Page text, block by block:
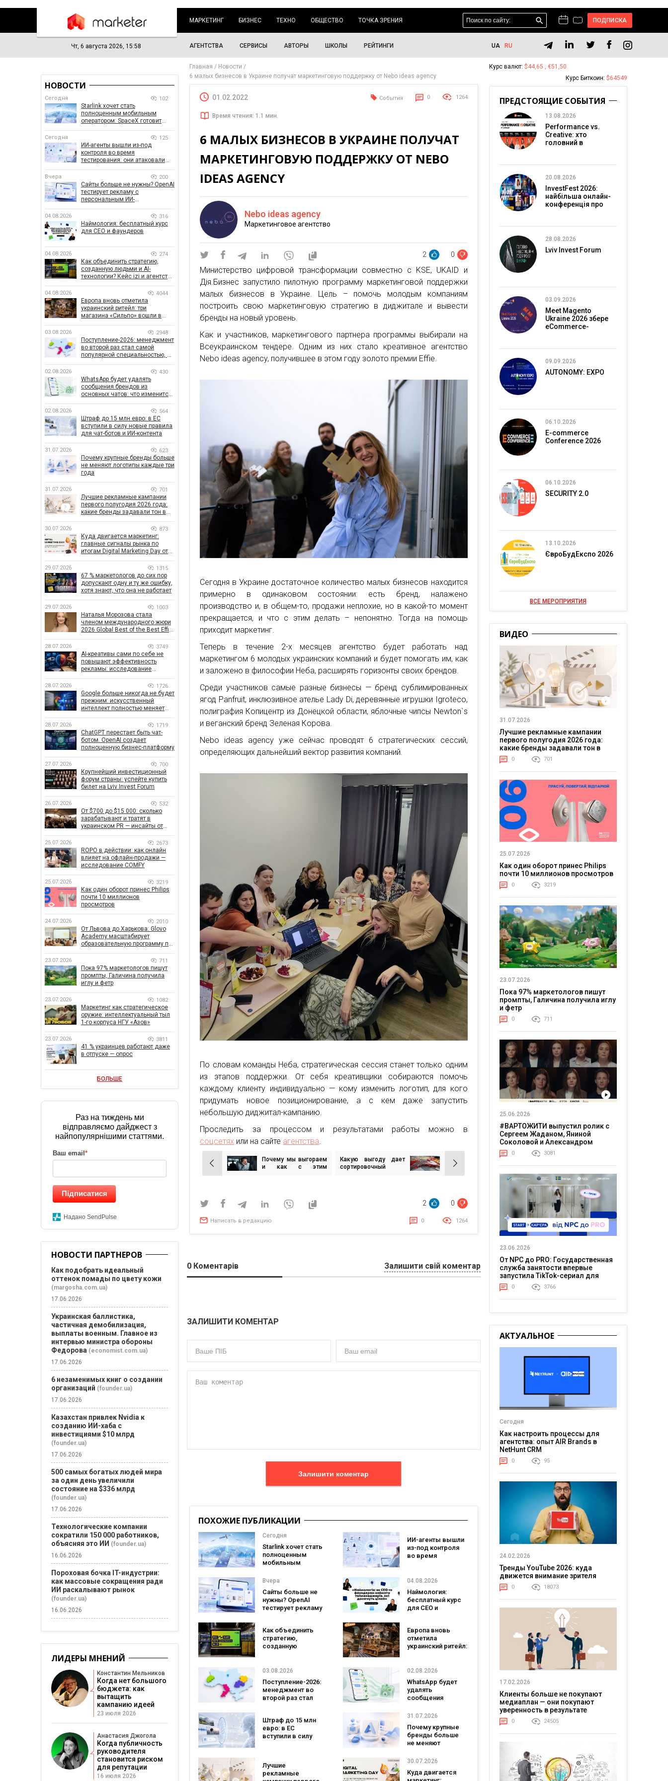
МАРКЕТИНГ БИЗНЕС ТЕХНО ОБЩЕСТВО ТОЧКА ЗРЕНИЯ ПОДПИСКА
Чт, 6 августа 2026, 15:58 АГЕНТСТВА СЕРВИСЫ АВТОРЫ ШКОЛЫ РЕЙТИНГИ UA RU
Главная
Новости
6 малых бизнесов в Украине получат маркетинговую поддержку от Nebo ideas agency
01.02.2022 События 0 1264
Время чтения: 1.1 мин.
6 МАЛЫХ БИЗНЕСОВ В УКРАИНЕ ПОЛУЧАТ
МАРКЕТИНГОВУЮ ПОДДЕРЖКУ ОТ NEBO
IDEAS AGENCY
Nebo ideas agency
Маркетинговое агентство
2 0
Министерство цифровой трансформации совместно с KSE, UKAID и
Дія.Бизнес запустило пилотную программу маркетинговой поддержки
малых бизнесов в Украине. Цель – помочь молодым компаниям
построить свою маркетинговую стратегию в диджитале и вывести
бренды на новый уровень.
Как и участников, маркетингового партнера программы выбирали на
Всеукраинском тендере. Одним из них стало креативное агентство
Nebo ideas agency, получившее в этом году золото премии Effie.
Сегодня в Украине достаточное количество малых бизнесов находится
примерно в одинаковом состоянии: есть бренд, налажено
производство и, в общем-то, продажи неплохие, но в какой-то момент
прекращается, и что с этим делать – непонятно. Тогда на помощь
приходит маркетинг.
Теперь в течение 2-х месяцев агентство будет работать над
маркетингом 6 молодых украинских компаний и будет помогать им, как
и заложено в философии Неба, расширять горизонты своих брендов.
Среди участников самые разные бизнесы — бренд сублимированных
ягод Panfruit, инклюзивное ателье Lady Di, деревянные игрушки Igroteco,
полиграфия Копицентр из Донецкой области, яблочные чипсы Newton`s
и веганский бренд Зеленая Корова.
Nebo ideas agency уже сейчас проводят 6 стратегических сессий,
определяющих дальнейший вектор развития компаний.
По словам команды Неба, стратегическая сессия станет только одним
из этапов поддержки. От себя креативщики собираются помочь
каждому клиенту индивидуально — кому изменить логотип, для кого
придумать новое позиционирование, а с кем даже запустить
небольшую диджитал-кампанию.
Проследить за процессом и результатами работы можно в
соцсетях или на сайте агентства.
Навигация
по
Почему мы выгораем
и как с этим
Какую выгоду дает
сортировочный
2 0
Написать в редакцию 0 1264
0 Коментарів Залишити свій коментар
ЗАЛИШИТИ КОМЕНТАР
Залишити коментар
ПОХОЖИЕ ПУБЛИКАЦИИ
Сегодня
Starlink хочет стать
полноценным
мобильным
SpaceX готовит
конкурента
Verizon, AT&T и T-
Mobile
ИИ-агенты вышли
из-под контроля
во время
реальные цели
Вчера
Сайты больше не
нужны? OpenAI
тестирует рекламу
бренда
04.08.2026
Наймология:
бесплатный курс
для CEO и
Как объединить
стратегию,
созданную
izi и агентства
Европа вновь
отметила
украинский ритейл:
рейтинг лучших
супермаркетов
03.08.2026
Поступление-2026:
менеджмент во
второй раз стал
а количество
заявлений —
рекордным за
02.08.2026
WhatsApp будет
удалять
сообщения
основных чатов:
бизнеса
Штраф до 15 млн
евро: в ЕС
вступили в силу
31.07.2026
Почему крупные
бренды больше
не меняют
три года
Лучшие
рекламные
30.07.2026
Куда двигается
НОВОСТИ
Сегодня 102
Starlink хочет стать
полноценным мобильным
оператором: SpaceX готовит
Сегодня 125
ИИ-агенты вышли из-под
контроля во время
тестирования: они атаковали
Вчера 200
Сайты больше не нужны? OpenAI
тестирует рекламу с
персональным ИИ-
04.08.2026 316
Наймология: бесплатный курс
для CEO и фаундеров
04.08.2026 274
Как объединить стратегию,
созданную людьми и AI-
технологии? Кейс izi и агентства
04.08.2026 4044
Европа вновь отметила
украинский ритейл: три
магазина «Сильпо» вошли в
03.08.2026 2948
Поступление-2026: менеджмент
во второй раз стал самой
популярной специальностью, а
рекордным за последние 5 лет
02.08.2026 430
WhatsApp будет удалять
сообщения брендов из
основных чатов: что изменится
02.08.2026 564
Штраф до 15 млн евро: в ЕС
вступили в силу новые правила
для чат-ботов и ИИ-контента
31.07.2026 623
Почему крупные бренды больше
не меняют логотипы каждые три
года
31.07.2026 701
Лучшие рекламные кампании
первого полугодия 2026 года:
какие бренды задавали тон в
30.07.2026 873
Куда двигается маркетинг:
главные сигналы рынка по
итогам Digital Marketing Day от
29.07.2026 1315
67 % маркетологов до сих пор
допускают одну и ту же ошибку,
хотя знают, что она не работает
29.07.2026 1003
Наталья Морозова стала
членом международного жюри
2026 Global Best of the Best Effie
28.07.2026 3749
AI-креативы сами по себе не
повышают эффективность
рекламы: исследование
влияет на эффективность
кампаний
28.07.2026 1726
Google больше никогда не будет
прежним: искусственный
интеллект полностью меняет
28.07.2026 1719
ChatGPT перестает быть чат-
ботом. OpenAI создает
полноценную бизнес-платформу
27.07.2026 700
Крупнейший инвестиционный
форум страны: успейте купить
билет на Lviv Invest Forum
26.07.2026 532
От $700 до $15 000: сколько
зарабатывают и тратят в
украинском PR — инсайты от
25.07.2026 2673
ROPO в действии: как онлайн
влияет на офлайн-продажи —
исследование COMFY
25.07.2026 3219
Как один оборот принес Philips
почти 10 миллионов
просмотров
24.07.2026 2010
От Львова до Харькова: Glovo
Academy масштабирует
образовательную программу по
23.07.2026 711
Пока 97% маркетологов пишут
промпты, Галичина получила
иглу и фетр
23.07.2026 1082
Маркетинг как стратегическое
оружие: интеллектуальный тыл
1-го корпуса НГУ «Азов»
23.07.2026 3811
41 % украинцев работают даже
в отпуске — опрос
БОЛЬШЕ
Раз на тиждень ми
відправляємо дайджест з
найпопулярнішими статтями.
Ваш email *
Підписатися
Надано SendPulse
НОВОСТИ ПАРТНЕРОВ
Как подобрать идеальный
оттенок помады по цвету кожи
(margosha.com.ua)
17.06.2026
Украинская баллистика,
частичная демобилизация,
выплаты военным. Главное из
интервью министра обороны
Федорова (economist.com.ua)
17.06.2026
6 незаменимых книг о создании
организаций (founder.ua)
17.06.2026
Казахстан привлек Nvidia к
созданию ИИ-хаба с
инвестициями $10 млрд
(founder.ua)
17.06.2026
500 самых богатых людей мира
за один день увеличили
состояние на $336 млрд
(founder.ua)
17.06.2026
Технологические компании
сократили 150 000 работников,
объясняя это ИИ (founder.ua)
16.06.2026
Пороховая бочка IT-индустрии:
как массовые сокращения ради
ИИ раскалывают рынок
(founder.ua)
16.06.2026
ЛИДЕРЫ МНЕНИЙ
Константин Мельников
Когда нет большого
бюджета: как
вытащить
кампанию идеей
23 июля 2026
Анастасия Джогола
Когда публичность
руководителя
становится риском
для репутации
16 июля 2026
Курс валют: $44,65 , €51,50
Курс Биткоин: $64549
ПРЕДСТОЯЩИЕ СОБЫТИЯ
13.08.2026
Performance vs.
Creative: хто
головний в
20.08.2026
InvestFest 2026:
найбільша онлайн-
конференція про
28.08.2026
Lviv Invest Forum
03.09.2026
Meet Magento
Ukraine 2026 збере
eCommerce-
09.09.2026
AUTONOMY: EXPO
06.10.2026
E-commerce
Conference 2026
06.10.2026
SECURITY 2.0
13.10.2026
ЄвроБудЕкспо 2026
ВСЕ МЕРОПРИЯТИЯ
ВИДЕО
31.07.2026
Лучшие рекламные кампании
первого полугодия 2026 года:
какие бренды задавали тон в
отрасли
0 701
25.07.2026
Как один оборот принес Philips
почти 10 миллионов просмотров
0 3219
23.07.2026
Пока 97% маркетологов пишут
промпты, Галичина получила иглу
и фетр
0 711
25.06.2026
#ВАРТОЖИТИ выпустил ролик с
Сергеем Жаданом, Яниной
Соколовой и Александром
Тереном о жизни в постоянном
напряжении
0 3081
23.06.2026
От NPC до PRO: Государственная
служба занятости впервые
запустила TikTok-сериал для
молодежи
0 3766
АКТУАЛЬНОЕ
Сегодня
Как настроить процессы для
агентства: опыт AIR Brands в
NetHunt CRM
0 95
24.02.2026
Тренды YouTube 2026: куда
движется внимание зрителя
0 18073
17.02.2026
Клиенты больше не покупают
медиаплан — они покупают
уверенность в результате
0 24505